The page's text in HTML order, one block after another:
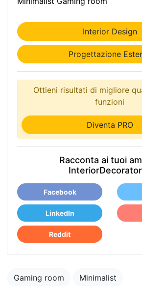
Interior Design
Progettazione
Ottieni risultati di migliore
funzioni
Diventa PRO
Racconta ai tuoi
Facebook
LinkedIn
Reddit
Gaming room Minimalist